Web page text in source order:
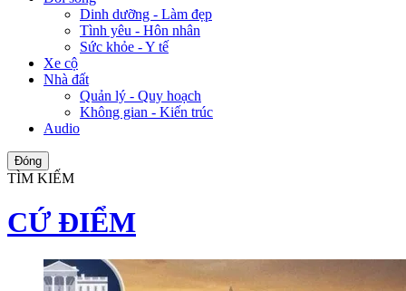
Dinh dưỡng - Làm đẹp
Tình yêu - Hôn nhân
Sức khỏe - Y tế
Xe cộ
Nhà đất
Quản lý - Quy hoạch
Không gian - Kiến trúc
Audio
Đóng
TÌM KIẾM
CỨ ĐIỂM